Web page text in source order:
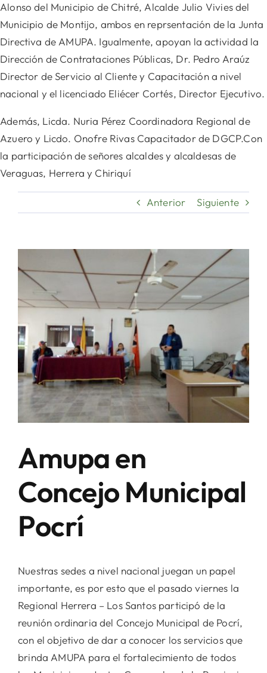
Alonso del Municipio de Chitré, Alcalde Julio Vivies del
Municipio de Montijo, ambos en reprsentación de la Junta
Directiva de AMUPA. Igualmente, apoyan la actividad la
Dirección de Contrataciones Públicas, Dr. Pedro Araúz
Director de Servicio al Cliente y Capacitación a nivel
nacional y el licenciado Eliécer Cortés, Director Ejecutivo.
Además, Licda. Nuria Pérez Coordinadora Regional de
Azuero y Licdo. Onofre Rivas Capacitador de DGCP.Con
la participación de señores alcaldes y alcaldesas de
Veraguas, Herrera y Chiriquí
Anterior Siguiente
imagen
grande
Amupa en
Concejo Municipal
Pocrí
Nuestras sedes a nivel nacional juegan un papel
importante, es por esto que el pasado viernes la
Regional Herrera – Los Santos participó de la
reunión ordinaria del Concejo Municipal de Pocrí,
con el objetivo de dar a conocer los servicios que
brinda AMUPA para el fortalecimiento de todos